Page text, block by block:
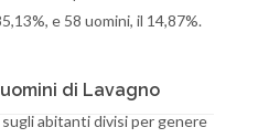
e 58 uomini, il 14,87%.
di Lavagno
abitanti divisi per genere